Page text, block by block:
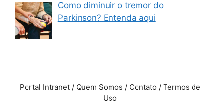
Como diminuir o tremor do
Parkinson? Entenda aqui
Portal Intranet / Quem Somos / Contato / Termos de
Uso